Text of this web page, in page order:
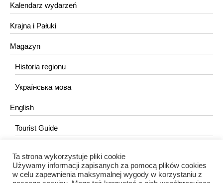
Kalendarz wydarzeń
Krajna i Pałuki
Magazyn
Historia regionu
Українська мова
English
Tourist Guide
KONTAKT
redakcja@portalkujawski.pl
Ta strona wykorzystuje pliki cookie
Używamy informacji zapisanych za pomocą plików cookies
w celu zapewnienia maksymalnej wygody w korzystaniu z